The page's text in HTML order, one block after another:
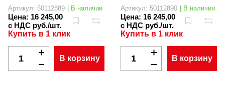
Артикул: 50112889 | В наличии
Цена: 16 245,00
с НДС руб./шт.
Купить в 1 клик
В корзину
Артикул: 50112890 | В наличии
Цена: 16 245,00
с НДС руб./шт.
Купить в 1 клик
В корзину